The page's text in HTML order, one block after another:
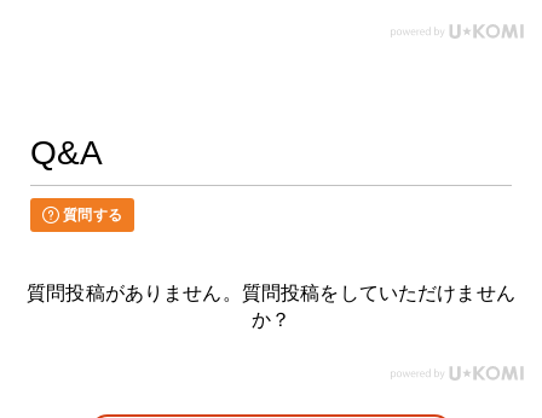
Q&A
質問する
質問投稿がありません。質問投稿をしていただけません
か？